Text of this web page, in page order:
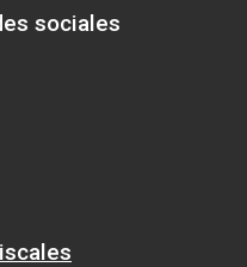
sociales